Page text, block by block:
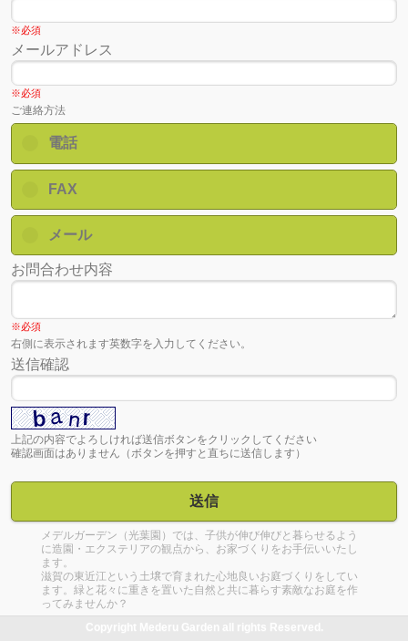
※必須
メールアドレス
※必須
ご連絡方法
電話
FAX
メール
お問合わせ内容
※必須
右側に表示されます英数字を入力してください。
送信確認
上記の内容でよろしければ送信ボタンをクリックしてください
確認画面はありません（ボタンを押すと直ちに送信します）
送信
メデルガーデン（光葉園）では、子供が伸び伸びと暮らせるよう
に造園・エクステリアの観点から、お家づくりをお手伝いいたし
ます。
滋賀の東近江という土壌で育まれた心地良いお庭づくりをしてい
ます。緑と花々に重きを置いた自然と共に暮らす素敵なお庭を作
ってみませんか？